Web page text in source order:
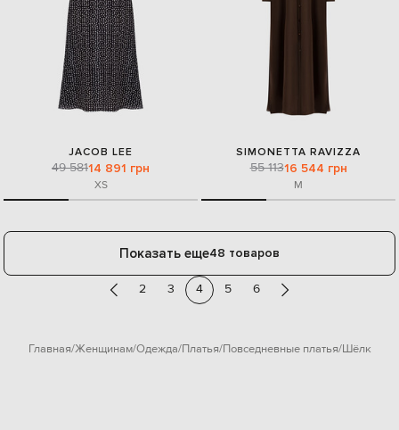
JACOB LEE
49 58114 891 грн
XS
SIMONETTA RAVIZZA
55 11316 544 грн
M
Показать еще48 товаров
2 3 4 5 6
Главная Женщинам Одежда Платья Повседневные платья Шёлк